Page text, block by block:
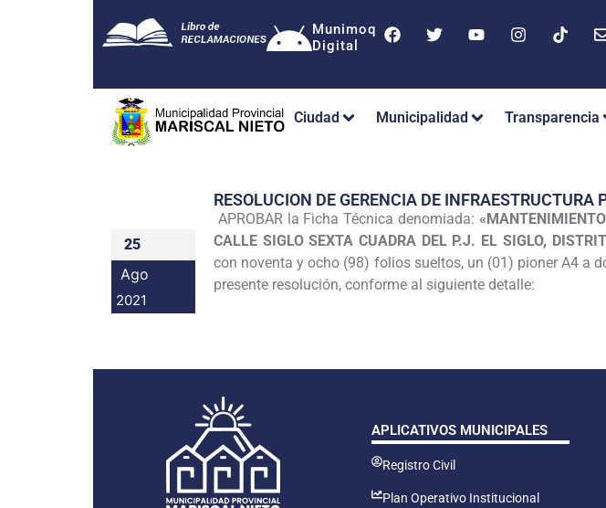
Munimoq
Digital
Ciudad Municipalidad Transparencia
25
Ago
2021
RESOLUCION DE GERENCIA DE
APROBAR la Ficha Técnica denomiada:
CALLE SIGLO SEXTA CUADRA DEL P.J. EL SIGLO,
con noventa y ocho (98) folios sueltos, un (01) pioner A4 a
presente resolución, conforme al siguiente detalle:
APLICATIVOS MUNICIPALES
Registro Civil
Plan Operativo Institucional